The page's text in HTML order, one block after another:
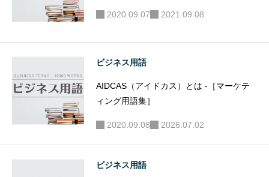
2020.09.07 2021.09.08
ビジネス用語
AIDCAS（アイドカス）とは -［マーケテ
ィング用語集］
2020.09.08 2026.07.02
ビジネス用語